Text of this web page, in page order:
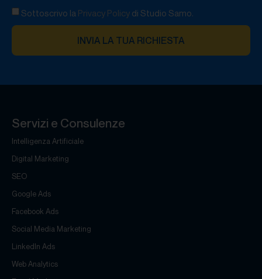
Sottoscrivo la Privacy Policy di Studio Samo.
INVIA LA TUA RICHIESTA
Servizi e Consulenze
Intelligenza Artificiale
Digital Marketing
SEO
Google Ads
Facebook Ads
Social Media Marketing
LinkedIn Ads
Web Analytics